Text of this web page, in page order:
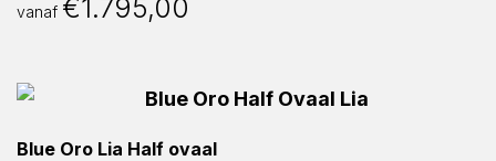
vanaf €1.795,00
Blue Oro Lia Half ovaal